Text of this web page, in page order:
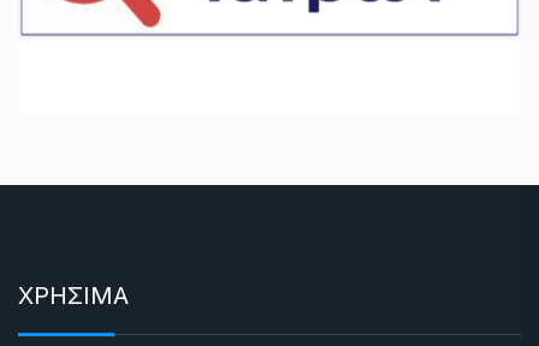
ΧΡΗΣΙΜΑ